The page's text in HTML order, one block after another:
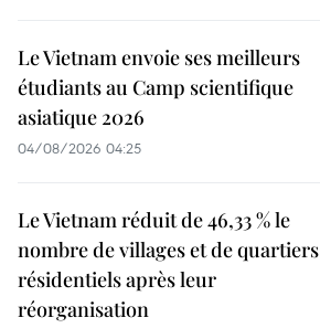
Le Vietnam envoie ses meilleurs
étudiants au Camp scientifique
asiatique 2026
04/08/2026 04:25
Le Vietnam réduit de 46,33 % le
nombre de villages et de quartiers
résidentiels après leur
réorganisation